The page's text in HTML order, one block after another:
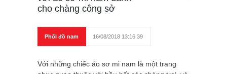
cho chàng công sở
Phối đồ nam 16/08/2018 13:16:39
Với những chiếc áo sơ mi nam là một trang